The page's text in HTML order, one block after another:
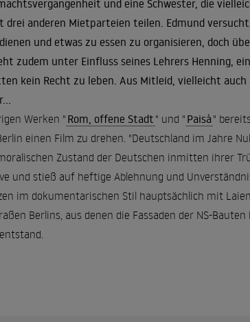
und eine Schwester, die
anderen Mietparteien teilen. Edmund
und etwas zu essen zu organisieren, doch
zudem unter Einfluss seines Lehrers Henning,
kein Recht zu leben. Aus Mitleid, vielleicht auch
Werken " Rom, offene Stadt " und " Paisà "
einen Film zu drehen. "Deutschland im Jahre
Zustand der Deutschen inmitten ihrer
und stieß auf heftige Ablehnung und
im dokumentarischen Stil hauptsächlich mit
Berlins, aus denen die Fassaden der NS-